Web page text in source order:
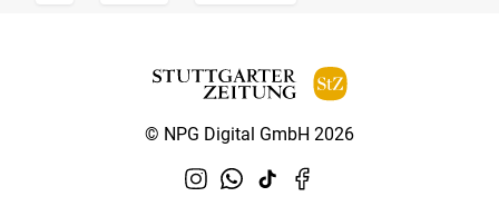
© NPG Digital GmbH 2026